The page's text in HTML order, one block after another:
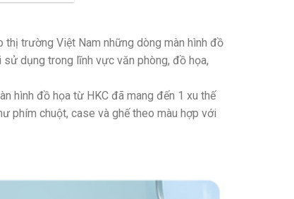
thị trường Việt Nam những dòng màn hình đồ
dụng trong lĩnh vực văn phòng, đồ họa,
hình đồ họa từ HKC đã mang đến 1 xu thế
phím chuột, case và ghế theo màu hợp với